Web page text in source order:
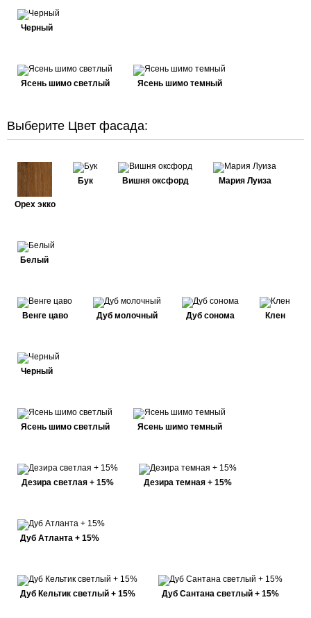
Черный
Ясень шимо светлый Ясень шимо темный
Выберите Цвет фасада:
Орех экко
Бук Вишня оксфорд Мария Луиза
Белый
Венге цаво Дуб молочный Дуб сонома Клен
Черный
Ясень шимо светлый Ясень шимо темный
Дезира светлая + 15% Дезира темная + 15%
Дуб Атланта + 15%
Дуб Кельтик светлый + 15% Дуб Сантана светлый + 15%